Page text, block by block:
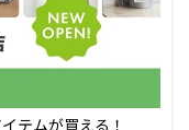
テムが買える！